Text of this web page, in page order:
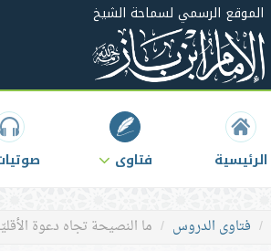
الموقع الرسمي لسماحة الشيخ
الرئيسية فتاوى
فتاوى الدروس ما النصيحة تجاه دعوة